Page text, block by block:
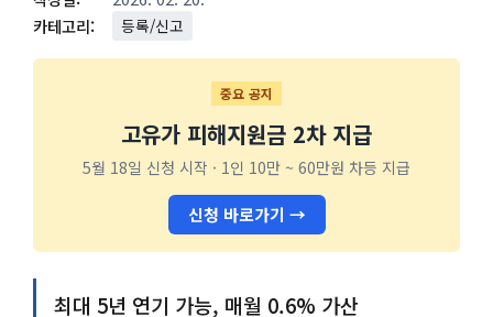
카테고리:
등록/신고
중요 공지
고유가 피해지원금 2차 지급
5월 18일 신청 시작 · 1인 10만 ~ 60만원 차등 지급
신청 바로가기 →
최대 5년 연기 가능, 매월 0.6% 가산